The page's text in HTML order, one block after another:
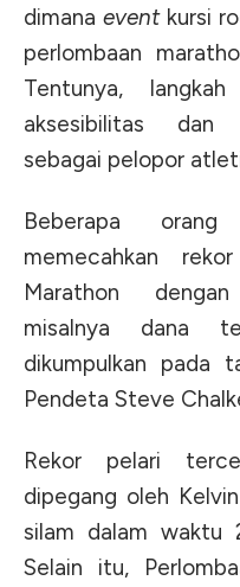
dimana event kursi
perlombaan
Tentunya,
aksesibilitas dan
sebagai pelopor
Beberapa
memecahkan
Marathon
misalnya dana
dikumpulkan pada
Pendeta Steve
Rekor pelari
dipegang oleh
silam dalam
Selain itu,